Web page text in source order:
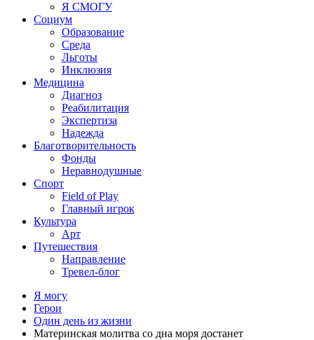
Я СМОГУ
Социум
Образование
Среда
Льготы
Инклюзия
Медицина
Диагноз
Реабилитация
Экспертиза
Надежда
Благотворительность
Фонды
Неравнодушные
Спорт
Field of Play
Главный игрок
Культура
Арт
Путешествия
Направление
Тревел-блог
Я могу
Герои
Один день из жизни
Материнская молитва со дна моря достанет